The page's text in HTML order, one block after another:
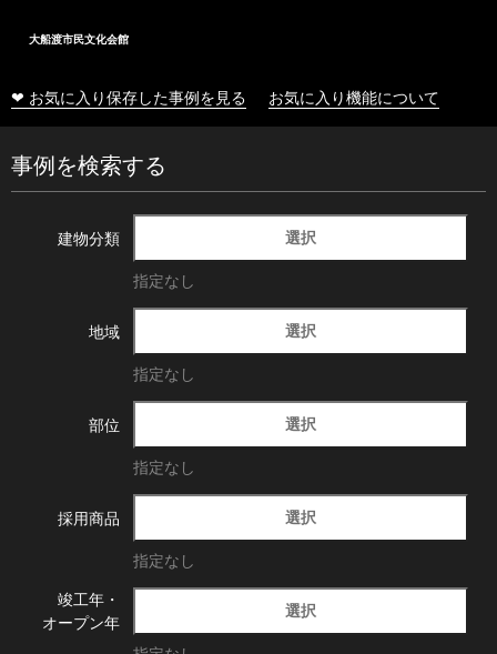
大船渡市民文化会館
❤ お気に入り保存した事例を見る お気に入り機能について
事例を検索する
建物分類 選択
指定なし
地域 選択
指定なし
部位 選択
指定なし
採用商品 選択
指定なし
竣工年・
オープン年
選択